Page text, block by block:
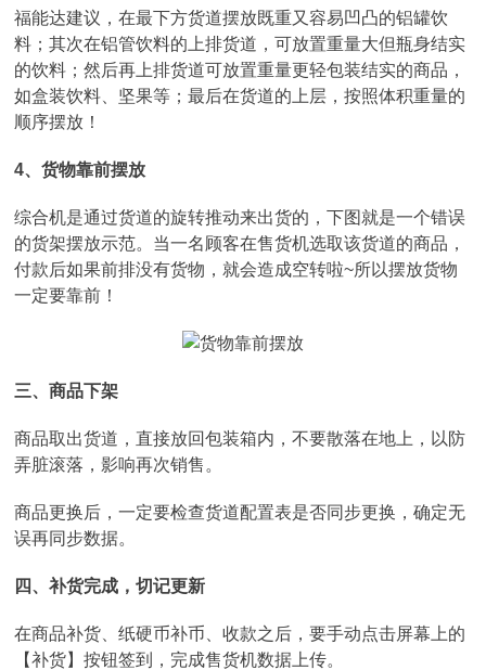
福能达建议，在最下方货道摆放既重又容易凹凸的铝罐饮
料；其次在铝管饮料的上排货道，可放置重量大但瓶身结实
的饮料；然后再上排货道可放置重量更轻包装结实的商品，
如盒装饮料、坚果等；最后在货道的上层，按照体积重量的
顺序摆放！
4、货物靠前摆放
综合机是通过货道的旋转推动来出货的，下图就是一个错误
的货架摆放示范。当一名顾客在售货机选取该货道的商品，
付款后如果前排没有货物，就会造成空转啦~所以摆放货物
一定要靠前！
三、商品下架
商品取出货道，直接放回包装箱内，不要散落在地上，以防
弄脏滚落，影响再次销售。
商品更换后，一定要检查货道配置表是否同步更换，确定无
误再同步数据。
四、补货完成，切记更新
在商品补货、纸硬币补币、收款之后，要手动点击屏幕上的
【补货】按钮签到，完成售货机数据上传。